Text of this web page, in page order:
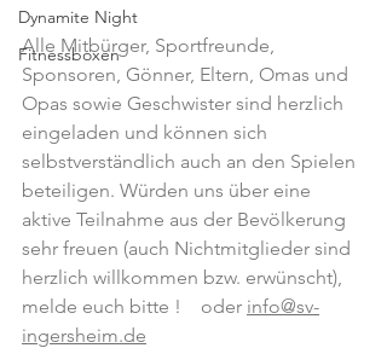
Dynamite Night
Fitnessboxen
Alle Mitbürger, Sportfreunde,
Sponsoren, Gönner, Eltern, Omas und
Opas sowie Geschwister sind herzlich
eingeladen und können sich
selbstverständlich auch an den Spielen
beteiligen. Würden uns über eine
aktive Teilnahme aus der Bevölkerung
sehr freuen (auch Nichtmitglieder sind
herzlich willkommen bzw. erwünscht),
melde euch bitte !    oder info@sv-
ingersheim.de